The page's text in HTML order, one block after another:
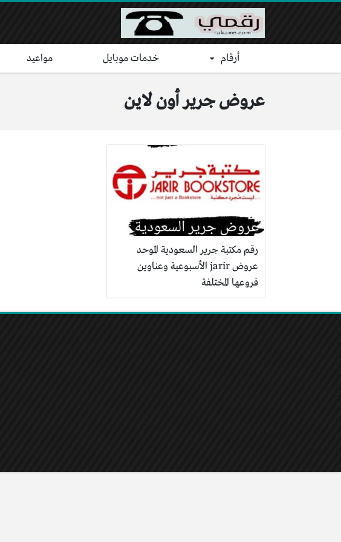
أرقام خدمات موبايل مواعيد
عروض جرير أون لاين
رقم مكتبة جرير السعودية الموحد
عروض jarir الأسبوعية وعناوين
فروعها المختلفة